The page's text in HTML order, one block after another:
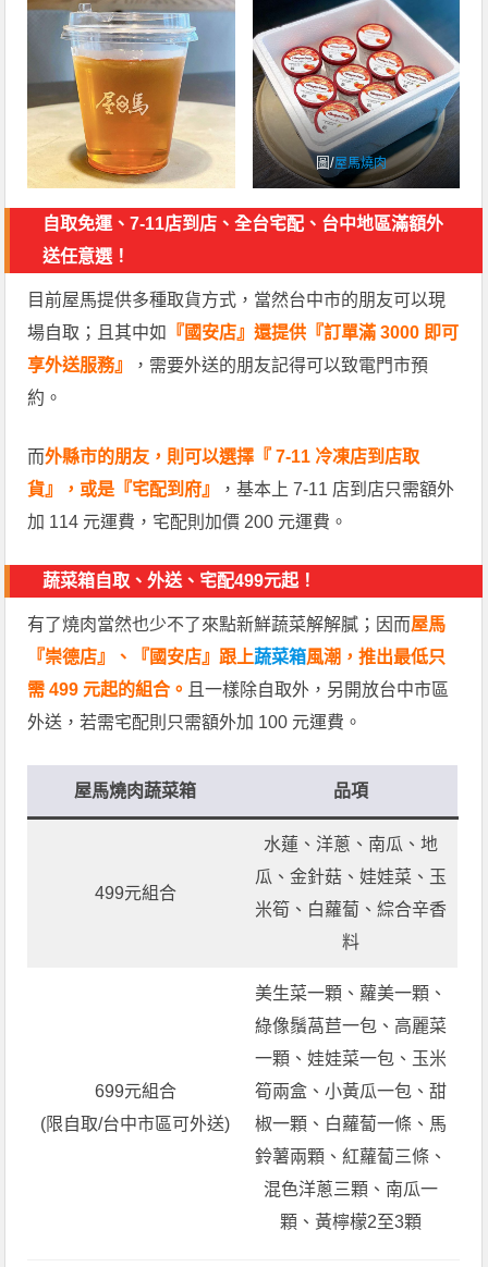
圖/屋馬燒肉
自取免運、7-11店到店、全台宅配、台中地區滿額外
送任意選！
目前屋馬提供多種取貨方式，當然台中市的朋友可以現
場自取；且其中如
『國安店』還提供『訂單滿 3000 即可
享外送服務』
，需要外送的朋友記得可以致電門市預
約。
而外縣市的朋友，則可以選擇『 7-11 冷凍店到店取
貨』，或是『宅配到府』
，基本上 7-11 店到店只需額外
加 114 元運費，宅配則加價 200 元運費。
蔬菜箱自取、外送、宅配499元起！
有了燒肉當然也少不了來點新鮮蔬菜解解膩；因而屋馬
『崇德店』、『國安店』跟上蔬菜箱風潮，推出最低只
需 499 元起的組合。 且一樣除自取外，另開放台中市區
外送，若需宅配則只需額外加 100 元運費。
屋馬燒肉蔬菜箱 品項
499元組合
水蓮、洋蔥、南瓜、地
瓜、金針菇、娃娃菜、玉
米筍、白蘿蔔、綜合辛香
料
699元組合
(限自取/台中市區可外送)
美生菜一顆、蘿美一顆、
綠像鬚萵苣一包、高麗菜
一顆、娃娃菜一包、玉米
筍兩盒、小黃瓜一包、甜
椒一顆、白蘿蔔一條、馬
鈴薯兩顆、紅蘿蔔三條、
混色洋蔥三顆、南瓜一
顆、黃檸檬2至3顆